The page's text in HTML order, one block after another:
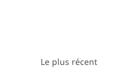
Le plus récent